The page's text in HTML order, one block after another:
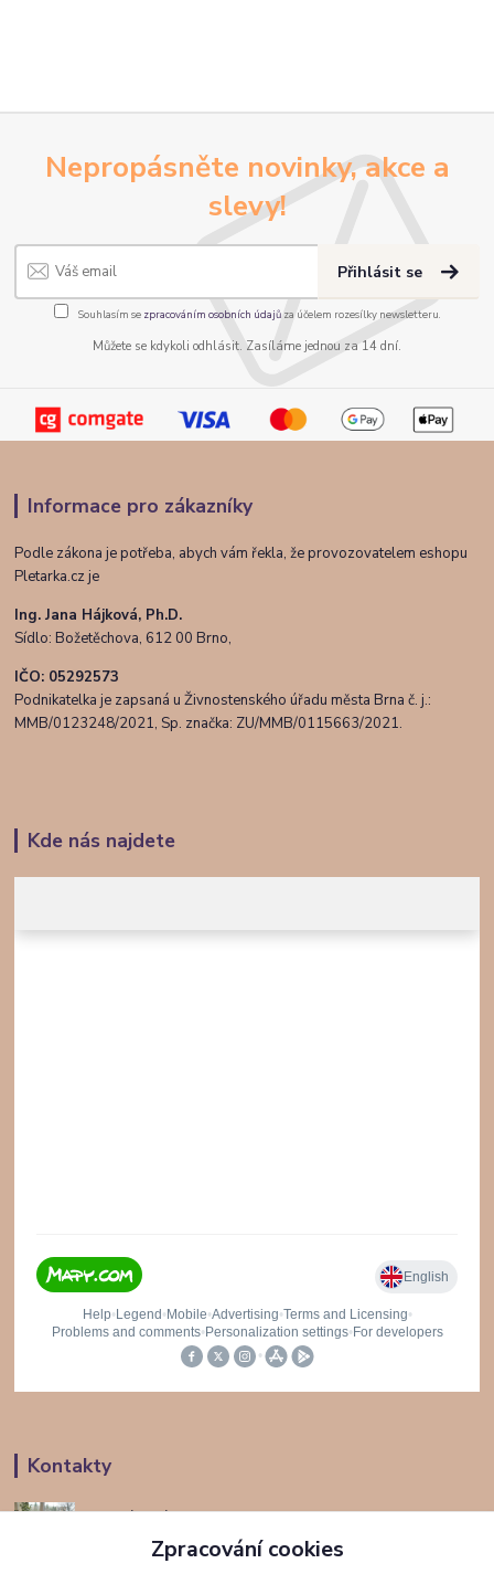
Nepropásněte novinky, akce a
slevy!
Přihlásit se
Souhlasím se zpracováním osobních údajůza účelem rozesílky newsletteru.
Můžete se kdykoli odhlásit. Zasíláme jednou za 14 dní.
Informace pro zákazníky
Podle zákona je potřeba, abych vám řekla, že provozovatelem eshopu
Pletarka.cz je
Ing. Jana Hájková, Ph.D.
Sídlo: Božetěchova, 612 00 Brno,
IČO: 05292573
Podnikatelka je zapsaná u Živnostenského úřadu města Brna č. j.:
MMB/0123248/2021, Sp. značka: ZU/MMB/0115663/2021.
Kde nás najdete
Kontakty
Jana Hájková
+420 724294625
(Po-Pá, 8-16 hod.)Zpracování cookies